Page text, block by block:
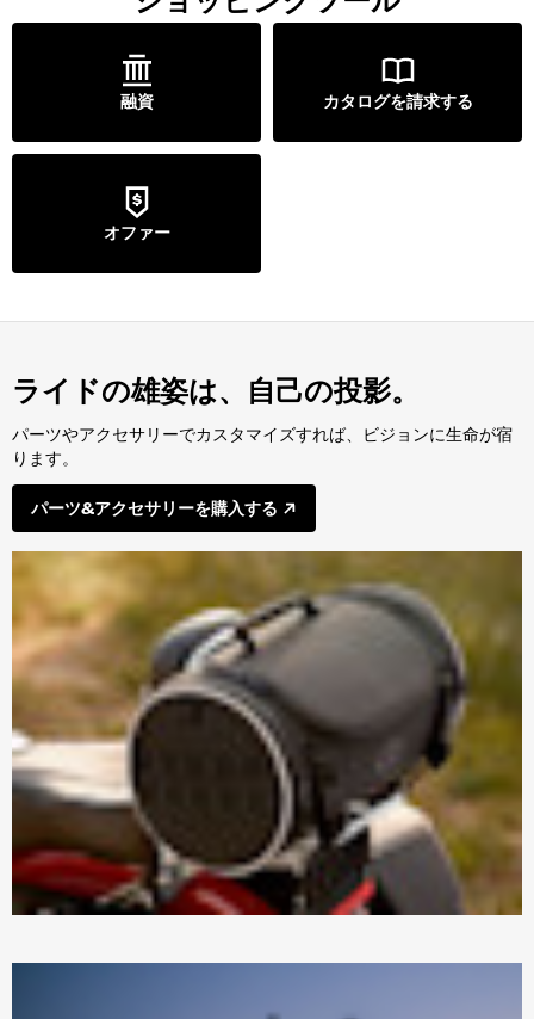
融資 カタログを請求する
オファー
ライドの雄姿は、自己の投影。
パーツやアクセサリーでカスタマイズすれば、ビジョンに生命が宿
ります。
パーツ&アクセサリーを購入する